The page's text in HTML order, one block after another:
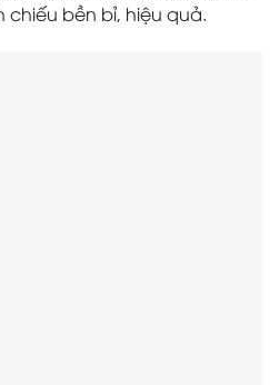
chiếu bền bỉ, hiệu quả.